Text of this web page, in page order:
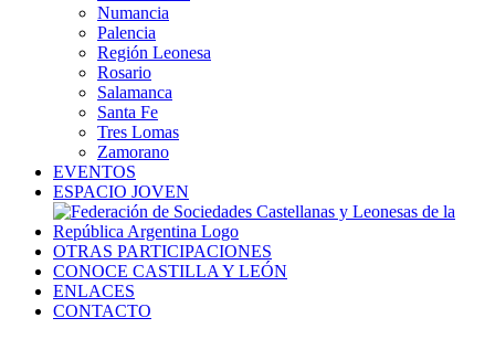
Numancia
Palencia
Región Leonesa
Rosario
Salamanca
Santa Fe
Tres Lomas
Zamorano
EVENTOS
ESPACIO JOVEN
OTRAS PARTICIPACIONES
CONOCE CASTILLA Y LEÓN
ENLACES
CONTACTO